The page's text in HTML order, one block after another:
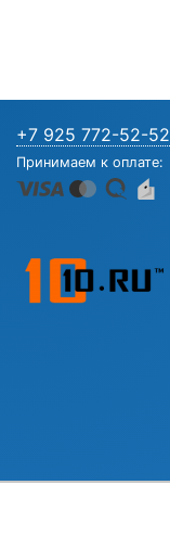
+7 925 772-52-52
Принимаем к оплате: